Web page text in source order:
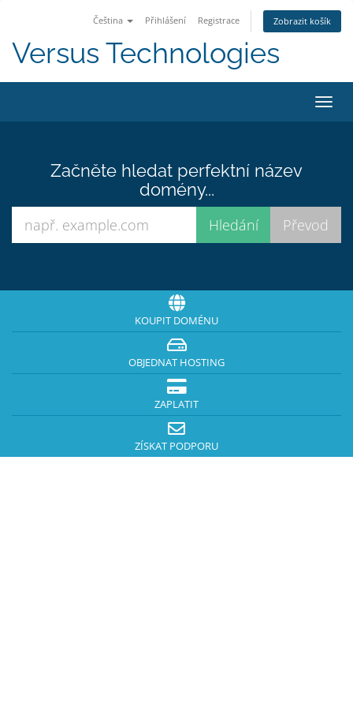
Čeština Přihlášení Registrace Zobrazit košík
Versus Technologies
Začněte hledat perfektní název
domény...
KOUPIT DOMÉNU
OBJEDNAT HOSTING
ZAPLATIT
ZÍSKAT PODPORU